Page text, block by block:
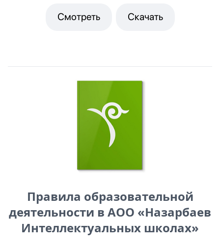
Смотреть Скачать
Правила образовательной
деятельности в АОО «Назарбаев
Интеллектуальных школах»